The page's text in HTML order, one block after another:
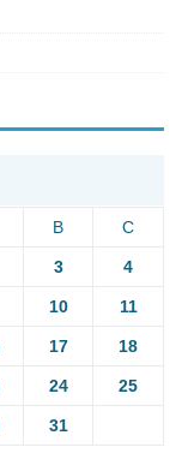
B C
3 4
10 11
17 18
24 25
31